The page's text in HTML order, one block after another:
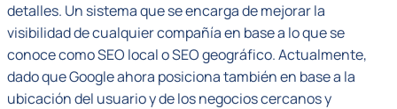
detalles. Un sistema que se encarga de mejorar la
visibilidad de cualquier compañía en base a lo que se
conoce como SEO local o SEO geográfico. Actualmente,
dado que Google ahora posiciona también en base a la
ubicación del usuario y de los negocios cercanos y